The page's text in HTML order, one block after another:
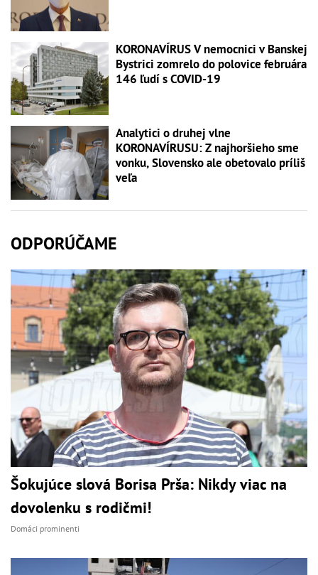
KORONAVÍRUS V nemocnici v Banskej
Bystrici zomrelo do polovice februára
146 ľudí s COVID-19
Analytici o druhej vlne
KORONAVÍRUSU: Z najhoršieho sme
vonku, Slovensko ale obetovalo príliš
veľa
ODPORÚČAME
Šokujúce slová Borisa Prša: Nikdy viac na
dovolenku s rodičmi!
Domáci prominenti